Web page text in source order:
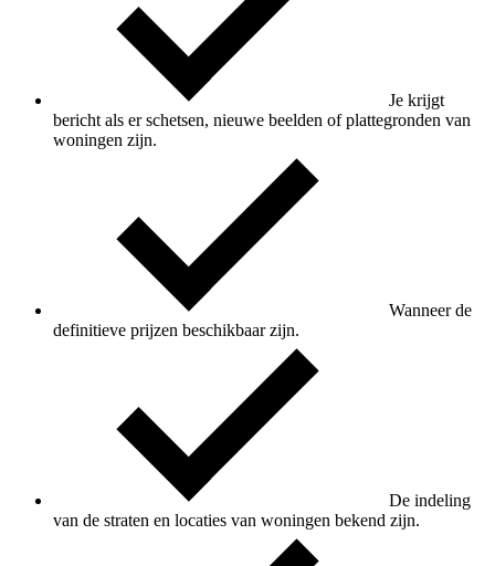
Je krijgt
bericht als er schetsen, nieuwe beelden of plattegronden van
woningen zijn.
Wanneer de
definitieve prijzen beschikbaar zijn.
De indeling
van de straten en locaties van woningen bekend zijn.